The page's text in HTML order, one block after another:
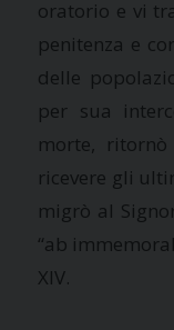
oratorio e vi
penitenza e
delle
per sua
morte,
ricevere gli
migrò al
“ab
XIV.